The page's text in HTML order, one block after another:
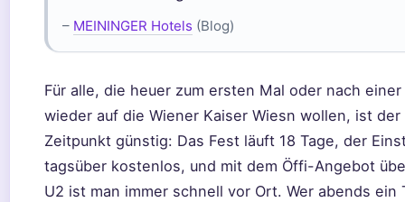
– MEININGER Hotels (Blog)
Für alle, die heuer zum ersten Mal oder nach einer
wieder auf die Wiener Kaiser Wiesn wollen, ist der
Zeitpunkt günstig: Das Fest läuft 18 Tage, der
tagsüber kostenlos, und mit dem Öffi-Angebot
U2 ist man immer schnell vor Ort. Wer abends ein